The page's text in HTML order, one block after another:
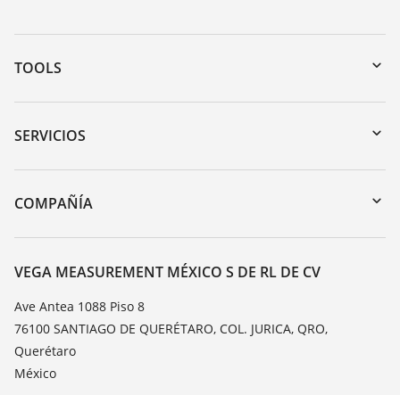
TOOLS
Zona de descarga
Búsqueda por número de serie
DTM Collection/PACTware
SERVICIOS
Devolución de instrumentos
Cursos de formacion
Lista de resistencias
TeamViewer
COMPAÑÍA
Acerca de VEGA
Contacto
Notícias
Prensa
Blog
VEGA MEASUREMENT MÉXICO S DE RL DE CV
Ave Antea 1088 Piso 8
76100 SANTIAGO DE QUERÉTARO, COL. JURICA, QRO,
Querétaro
México